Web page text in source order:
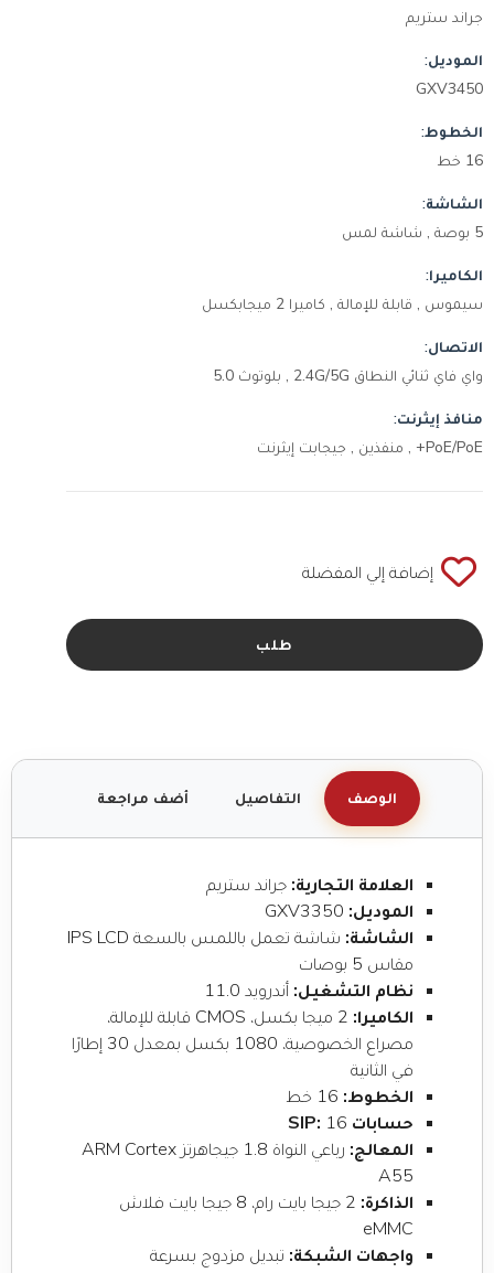
جراند ستريم
الموديل:
GXV3450
الخطوط:
16 خط
الشاشة:
5 بوصة , شاشة لمس
الكاميرا:
سيموس , قابلة للإمالة , كاميرا 2 ميجابكسل
الاتصال:
واي فاي ثنائي النطاق 2.4G/5G , بلوتوث 5.0
منافذ إيثرنت:
PoE/PoE+ , منفذين , جيجابت إيثرنت
إضافة إلي المفضلة
طلب
الوصف التفاصيل أضف مراجعة
العلامة التجارية: جراند ستريم
الموديل:
الشاشة:
شاشة تعمل باللمس بالسعة IPS LCD
مقاس 5 بوصات
نظام التشغيل: أندرويد 11.0
الكاميرا:
2 ميجا بكسل، CMOS قابلة للإمالة،
مصراع الخصوصية، 1080 بكسل بمعدل 30 إطارًا
في الثانية
الخطوط:
حسابات SIP: 16
المعالج:
رباعي النواة 1.8 جيجاهرتز ARM Cortex
A55
الذاكرة:
2 جيجا بايت رام، 8 جيجا بايت فلاش
eMMC
واجهات الشبكة: تبديل مزدوج بسرعة